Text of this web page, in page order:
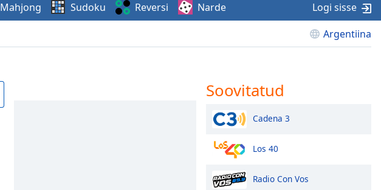
Argentiina
Mahjong Sudoku Reversi Narde Logi sisse
Soovitatud
Cadena 3
Los 40
Radio Con Vos